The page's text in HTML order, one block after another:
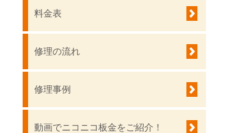
料金表
修理の流れ
修理事例
動画でニコニコ板金をご紹介！